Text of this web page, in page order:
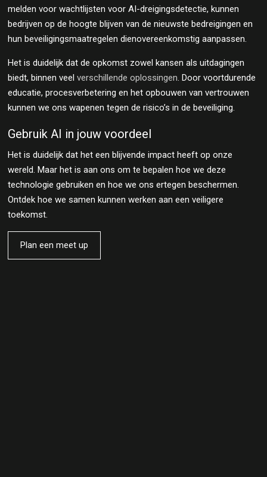
melden voor wachtlijsten voor AI-dreigingsdetectie, kunnen
bedrijven op de hoogte blijven van de nieuwste bedreigingen en
hun beveiligingsmaatregelen dienovereenkomstig aanpassen.
Het is duidelijk dat de opkomst zowel kansen als uitdagingen
biedt, binnen veel verschillende oplossingen. Door voortdurende
educatie, procesverbetering en het opbouwen van vertrouwen
kunnen we ons wapenen tegen de risico’s in de beveiliging.
Gebruik AI in jouw voordeel
Het is duidelijk dat het een blijvende impact heeft op onze
wereld. Maar het is aan ons om te bepalen hoe we deze
technologie gebruiken en hoe we ons ertegen beschermen.
Ontdek hoe we samen kunnen werken aan een veiligere
toekomst.
Plan een meet up